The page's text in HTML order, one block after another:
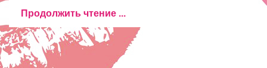
Продолжить чтение ...